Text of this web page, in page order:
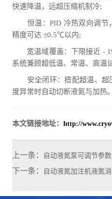
快速降温，远超压缩机制冷;
恒温：PID 冷热双向调节
精度可达 ±0.5℃以内;
宽温域覆盖：下限接近 -
系统兼顾超低温、常温、高温
安全闭环：搭配超温、超
度异常时自动切断液氮与加热。
本文链接地址： http://
上一条： 自动液氮泵可调节参
下一条： 自动液氮加注机液氮